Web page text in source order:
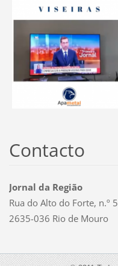
Contacto
Jornal da Região
Rua do Alto do Forte, n.º 5
2635-036 Rio de Mouro